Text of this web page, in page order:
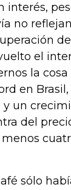
no
el
la
en
un
del
sólo